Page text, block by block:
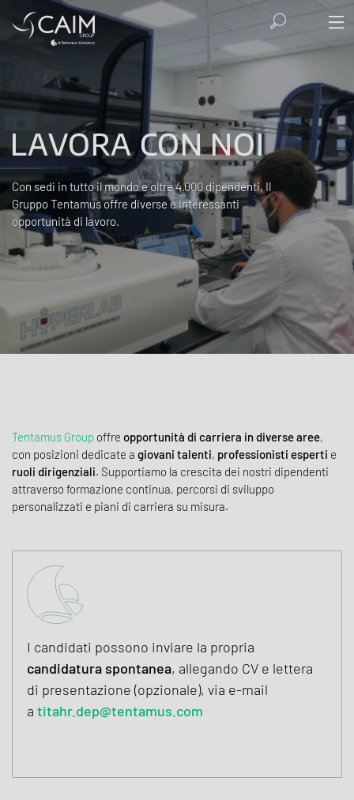
LAVORA CON NOI
Con sedi in tutto il mondo e oltre 4.000 dipendenti, Il
Gruppo Tentamus offre diverse e interessanti
opportunità di lavoro.
Tentamus Group offre opportunità di carriera in diverse aree,
con posizioni dedicate a giovani talenti, professionisti esperti e
ruoli dirigenziali. Supportiamo la crescita dei nostri dipendenti
attraverso formazione continua, percorsi di sviluppo
personalizzati e piani di carriera su misura.
I candidati possono inviare la propria
candidatura spontanea, allegando CV e lettera
di presentazione (opzionale), via e-mail
a titahr.dep@tentamus.com